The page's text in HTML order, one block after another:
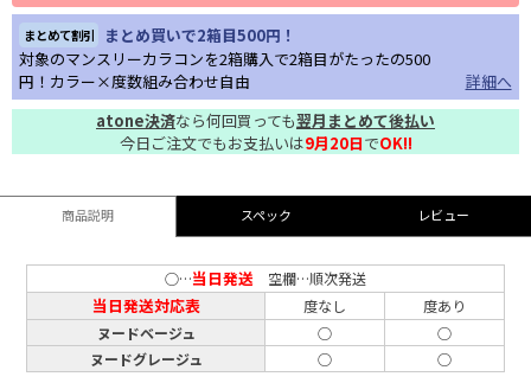
まとめて割引
まとめ買いで2箱目500円！
対象のマンスリーカラコンを2箱購入で2箱目がたったの500
円！カラー×度数組み合わせ自由
詳細へ
atone決済なら何回買っても翌月まとめて後払い
今日ご注文でもお支払いは9月20日でOK!!
商品説明 スペック レビュー
○…当日発送 空欄…順次発送
当日発送対応表 度なし
度あり
ヌードベージュ
○
○
ヌードグレージュ
○ ○